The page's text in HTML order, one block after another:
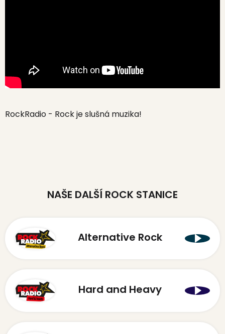
RockRadio - Rock je slušná muzika!
NAŠE DALŠÍ ROCK STANICE
Alternative Rock
Hard and Heavy